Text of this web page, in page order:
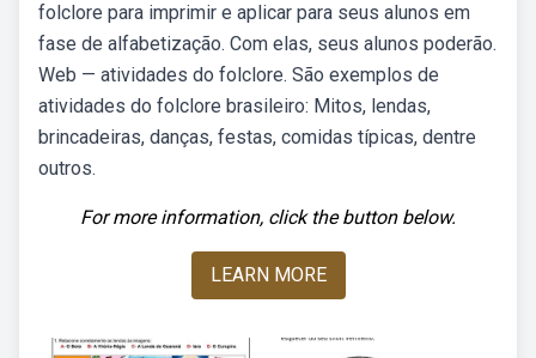
folclore para imprimir e aplicar para seus alunos em
fase de alfabetização. Com elas, seus alunos poderão.
Web — atividades do folclore. São exemplos de
atividades do folclore brasileiro: Mitos, lendas,
brincadeiras, danças, festas, comidas típicas, dentre
outros.
For more information, click the button below.
LEARN MORE